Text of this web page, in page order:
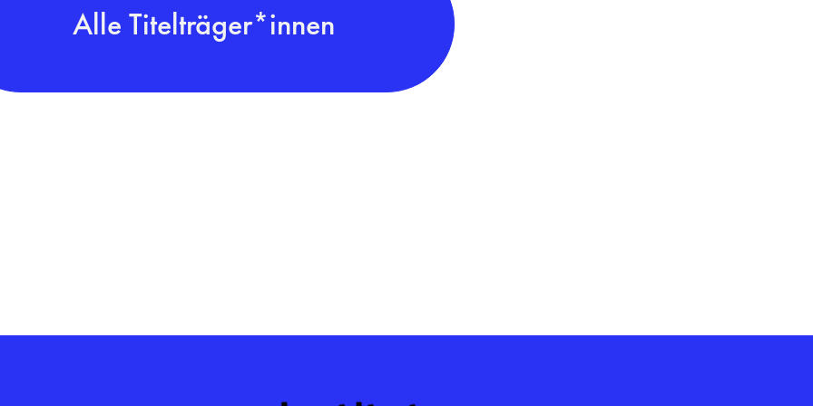
Alle Titelträger*innen